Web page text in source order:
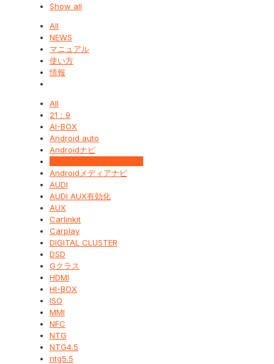
Show all
All
NEWS
マニュアル
使い方
情報
All
21：9
AI-BOX
Android auto
Androidナビ
Androidメディアナビ
AUDI
AUDI AUX有効化
AUX
Carlinkit
Carplay
DIGITAL CLUSTER
DSD
Gクラス
HDMI
HI-BOX
ISO
MMI
NFC
NTG
NTG4.5
ntg5.5